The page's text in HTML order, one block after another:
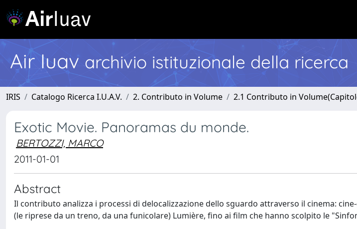
Air Iuav archivio istituzionale della ricerca
IRIS Catalogo Ricerca I.U.A.V. 2. Contributo in Volume 2.1 Contributo in
Exotic Movie. Panoramas du monde.
BERTOZZI, MARCO
2011-01-01
Abstract
Il contributo analizza i processi di delocalizzazione dello sguardo attraverso il cinema:
(le riprese da un treno, da una funicolare) Lumière, fino ai film che hanno scolpito le